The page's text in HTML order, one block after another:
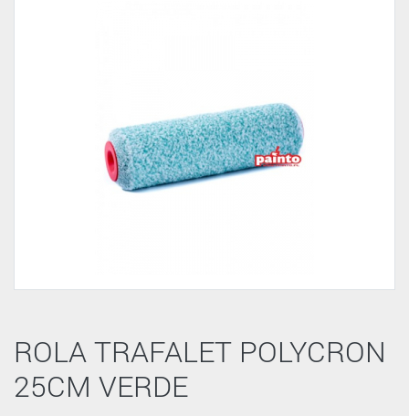
ROLA TRAFALET POLYCRON
25CM VERDE